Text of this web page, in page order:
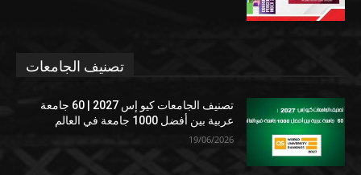
تصنيف الجامعات
تصنيف الجامعات كيو إس 2027 | 60 جامعة
عربية بين أفضل 1000 جامعة في العالم
19/06/2026